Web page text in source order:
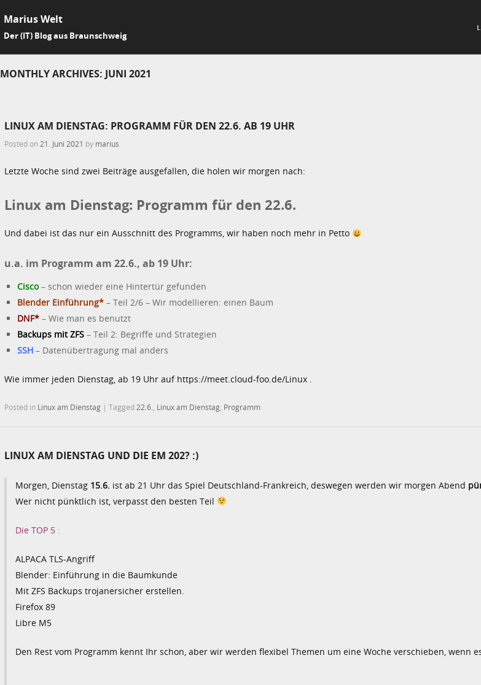
Marius Welt
Der (IT) Blog aus Braunschweig
MONTHLY ARCHIVES: JUNI 2021
LINUX AM DIENSTAG: PROGRAMM FÜR DEN 22.6. AB 19 UHR
Posted on 21. Juni 2021 by marius
Letzte Woche sind zwei Beiträge ausgefallen, die holen wir morgen nach:
Linux am Dienstag: Programm für den 22.6.
Und dabei ist das nur ein Ausschnitt des Programms, wir haben noch mehr in Petto
u.a. im Programm am 22.6., ab 19 Uhr:
Cisco– schon wieder eine Hintertür gefunden
Blender Einführung* – Teil 2/6 – Wir modellieren: einen Baum
DNF* – Wie man es benutzt
Backups mit ZFS – Teil 2: Begriffe und Strategien
SSH – Datenübertragung mal anders
Wie immer jeden Dienstag, ab 19 Uhr auf https://meet.cloud-foo.de/Linux .
Posted in Linux am Dienstag | Tagged 22.6. Linux am Dienstag Programm
LINUX AM DIENSTAG UND DIE EM 202? :)
Morgen, Dienstag 15.6. ist ab 21 Uhr das Spiel Deutschland-Frankreich, deswegen werden wir morgen Abend
Wer nicht pünktlich ist, verpasst den besten Teil
Die TOP 5 :
ALPACA TLS-Angriff
Blender: Einführung in die Baumkunde
Mit ZFS Backups trojanersicher erstellen.
Firefox 89
Libre M5
Den Rest vom Programm kennt Ihr schon, aber wir werden flexibel Themen um eine Woche verschieben, wenn